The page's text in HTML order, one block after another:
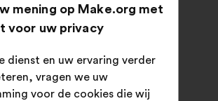
geen raadplegingen
land.
mening op Make.org met
voor uw privacy
dienst en uw ervaring verder
vragen we uw
voor de cookies die wij